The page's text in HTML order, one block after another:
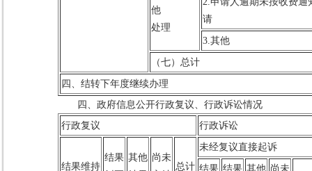
他
处理
请
3.其他
（七）总计
四、结转下年度继续办理
四、政府信息公开行政复议、行政诉讼情况
行政复议
行政诉讼
结果维持
结果 其他 尚未
总计
未经复议直接起诉
结果 结果 其他 尚未